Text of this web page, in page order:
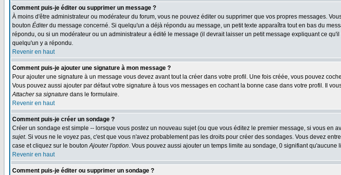
Comment puis-je éditer ou supprimer un message ?
À moins d'être administrateur ou modérateur du forum, vous ne pouvez éditer ou supprimer que vos propres messages.
bouton Éditerdu message concerné. Si quelqu'un a déjà répondu au message, un petit texte apparaîtra tout en bas du
répondu, ou si un modérateur ou un administrateur a édité le message (il devrait laisser un petit message expliquant ce
quelqu'un y a répondu.
Revenir en haut
Comment puis-je ajouter une signature à mon message ?
Pour ajouter une signature à un message vous devez avant tout la créer dans votre profil. Une fois créée, vous pouvez
Vous pouvez aussi ajouter par défaut votre signature à tous vos messages en cochant la bonne case dans votre profil. Il
Attacher sa signature dans le formulaire.
Revenir en haut
Comment puis-je créer un sondage ?
Créer un sondage est simple -- lorsque vous postez un nouveau sujet (ou que vous éditez le premier message, si vous en
sujet. Si vous ne le voyez pas, c'est que vous n'avez probablement pas les droits pour créer des sondages. Vous devez
case et cliquez sur le boutonAjouter l'option. Vous pouvez aussi ajouter un temps limite au sondage, 0 signifiant
Revenir en haut
Comment puis-je éditer ou supprimer un sondage ?